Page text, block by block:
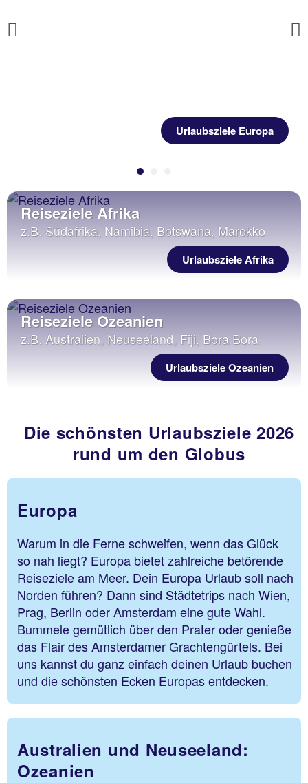
Previous
Urlaubsziele Europa
Reiseziele Afrika
z.B. Südafrika, Namibia, Botswana, Marokko
Urlaubsziele Afrika
Reiseziele Ozeanien
z.B. Australien, Neuseeland, Fiji, Bora Bora
Urlaubsziele Ozeanien
Die schönsten Urlaubsziele 2026
rund um den Globus
Europa
Warum in die Ferne schweifen, wenn das Glück
so nah liegt? Europa bietet zahlreiche betörende
Reiseziele am Meer. Dein Europa Urlaub soll nach
Norden führen? Dann sind Städtetrips nach Wien,
Prag, Berlin oder Amsterdam eine gute Wahl.
Bummele gemütlich über den Prater oder genieße
das Flair des Amsterdamer Grachtengürtels. Bei
uns kannst du ganz einfach deinen Urlaub buchen
und die schönsten Ecken Europas entdecken.
Australien und Neuseeland:
Ozeanien